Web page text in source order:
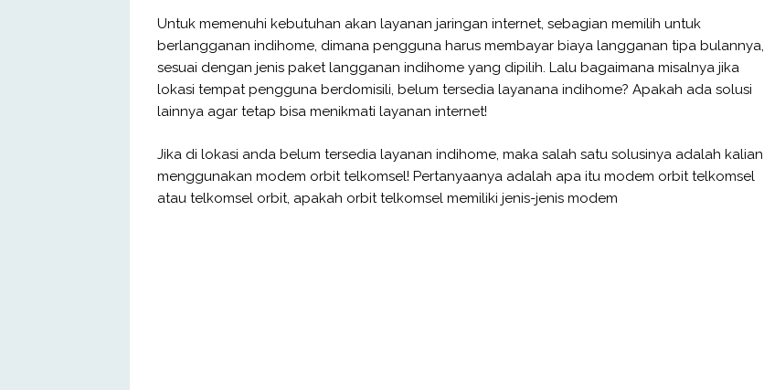
Untuk memenuhi kebutuhan akan layanan jaringan internet, sebagian memilih untuk
berlangganan indihome, dimana pengguna harus membayar biaya langganan tipa bulannya,
sesuai dengan jenis paket langganan indihome yang dipilih. Lalu bagaimana misalnya jika
lokasi tempat pengguna berdomisili, belum tersedia layanana indihome? Apakah ada solusi
lainnya agar tetap bisa menikmati layanan internet!
Jika di lokasi anda belum tersedia layanan indihome, maka salah satu solusinya adalah kalian
menggunakan modem orbit telkomsel! Pertanyaanya adalah apa itu modem orbit telkomsel
atau telkomsel orbit, apakah orbit telkomsel memiliki jenis-jenis modem